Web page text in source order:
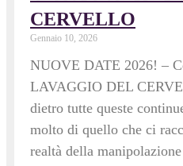
CERVELLO
Gennaio 10, 2026
NUOVE DATE 2026! –
LAVAGGIO DEL
dietro tutte queste
molto di quello che ci
realtà della